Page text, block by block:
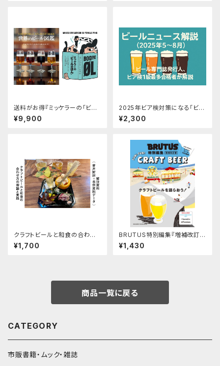
送料がお得『ミッケラーの「ビー
ルのほん」』『世界のビール図鑑』
2冊セット
¥9,900
2025年ビア検対策になる「ビー
ルニュース解説」ニュース一覧＋
録音データ（2025年10月4日実
¥2,300
クラフトビールと和食の合わせ
方の理論と実践
¥1,700
BRUTUS特別編集『増補改訂版
クラフトビールを語らおう！』
¥1,430
商品一覧に戻る
CATEGORY
市販書籍・ムック・雑誌